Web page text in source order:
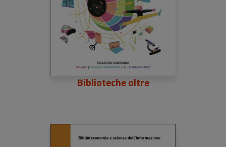
Biblioteche oltre